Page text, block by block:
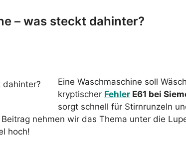
– was steckt dahinter?
Eine Waschmaschine soll
kryptischer Fehler E61 bei
sorgt schnell für Stirnrunzeln
nehmen wir das Thema unter die
hoch!